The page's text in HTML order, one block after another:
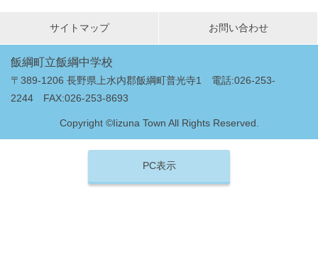
サイトマップ お問い合わせ
飯綱町立飯綱中学校
〒389-1206 長野県上水内郡飯綱町普光寺1 電話:026-253-
2244 FAX:026-253-8693
Copyright ©Iizuna Town All Rights Reserved.
PC表示